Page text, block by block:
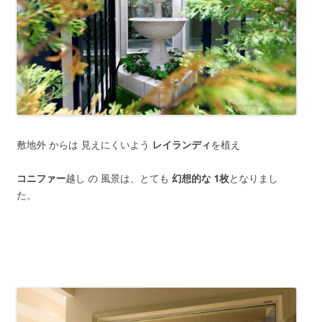
敷地外 からは 見えにくいよう レイランディを植え
コニファー越し の 風景は、とても 幻想的な 1枚となりまし
た。